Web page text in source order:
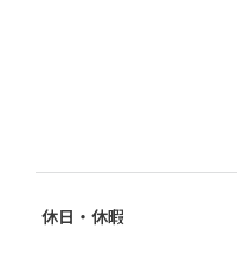
休日・休暇